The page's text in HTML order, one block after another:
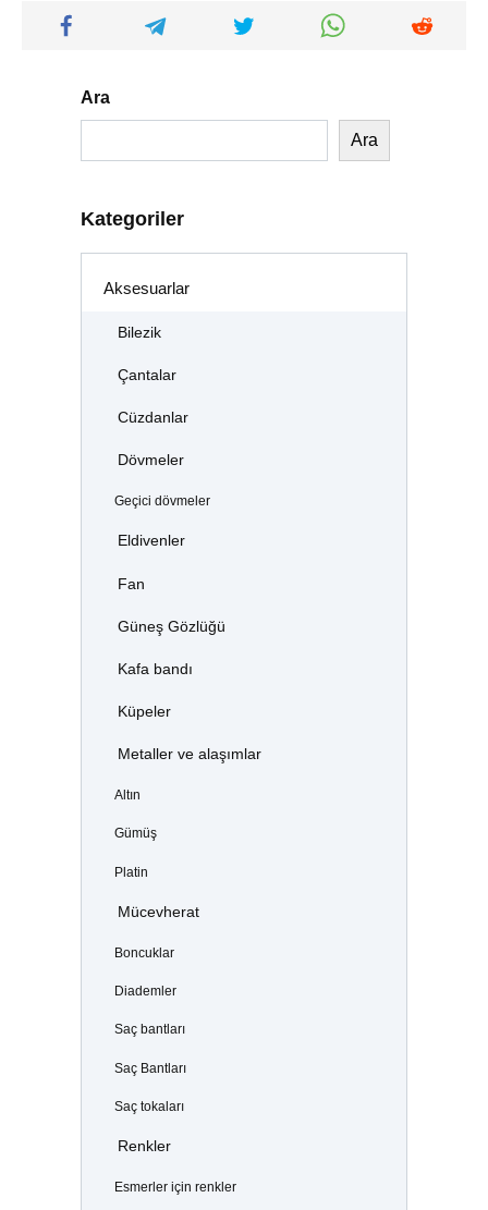
Ara
Ara
Kategoriler
Aksesuarlar
Bilezik
Çantalar
Cüzdanlar
Dövmeler
Geçici dövmeler
Eldivenler
Fan
Güneş Gözlüğü
Kafa bandı
Küpeler
Metaller ve alaşımlar
Altın
Gümüş
Platin
Mücevherat
Boncuklar
Diademler
Saç bantları
Saç Bantları
Saç tokaları
Renkler
Esmerler için renkler